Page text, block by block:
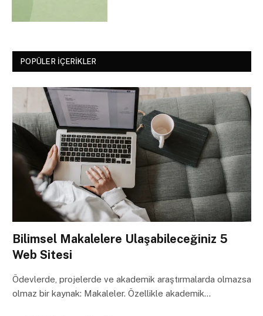
POPÜLER İÇERIKLER
Bilimsel Makalelere Ulaşabileceğiniz 5
Web Sitesi
Ödevlerde, projelerde ve akademik araştırmalarda olmazsa
olmaz bir kaynak: Makaleler. Özellikle akademik…